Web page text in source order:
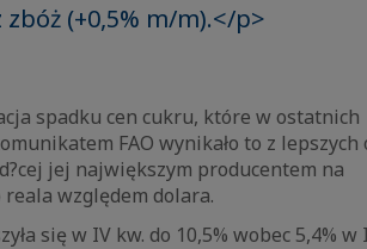
(+0,5% m/m).</p>
spadku cen cukru, które w ostatnich
FAO wynikało to z lepszych
jej największym producentem na
względem dolara.
się w IV kw. do 10,5% wobec 5,4% w